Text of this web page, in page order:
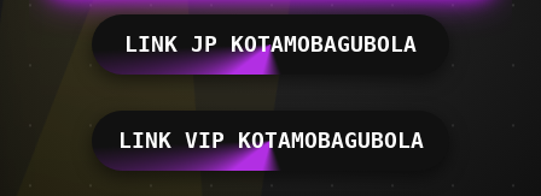
LINK JP KOTAMOBAGUBOLA
LINK VIP KOTAMOBAGUBOLA